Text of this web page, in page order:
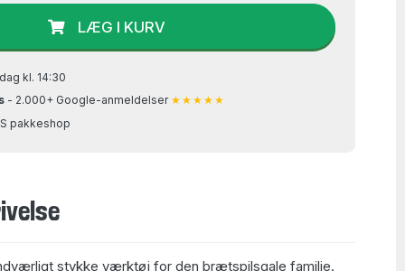
LÆG I KURV
kl. 14:30
- 2.000+ Google-anmeldelser ★★★★★
pakkeshop
stykke værktøj for den brætspilsgale familie.